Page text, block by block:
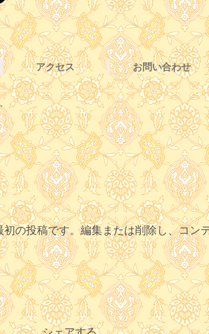
アクセス お問い合わせ
ー服
の投稿です。編集または削除し、コン